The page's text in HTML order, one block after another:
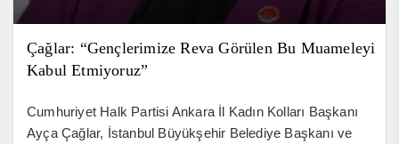
Çağlar: “Gençlerimize Reva Görülen Bu Muameleyi
Kabul Etmiyoruz”
Cumhuriyet Halk Partisi Ankara İl Kadın Kolları Başkanı
Ayça Çağlar, İstanbul Büyükşehir Belediye Başkanı ve